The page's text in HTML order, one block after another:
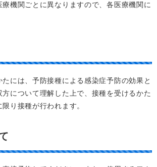
機関ごとに異なりますので、各医療機関に
には、予防接種による感染症予防の効果と
について理解した上で、接種を受けるかた
り接種が行われます。